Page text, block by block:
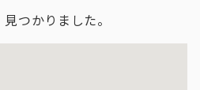
見つかりました。